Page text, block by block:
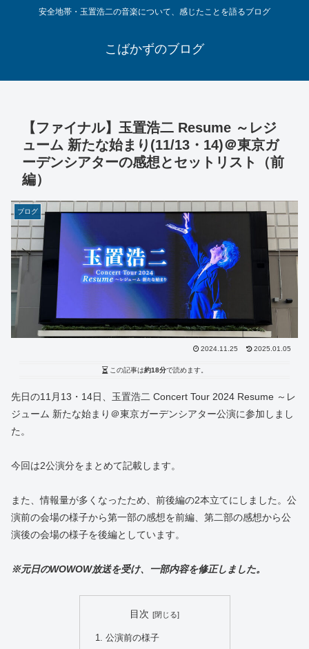
安全地帯・玉置浩二の音楽について、感じたことを語るブログ
こばかずのブログ
【ファイナル】玉置浩二 Resume ～レジ
ューム 新たな始まり(11/13・14)＠東京ガ
ーデンシアターの感想とセットリスト（前
編）
ブログ
2024.11.25 2025.01.05
この記事は約18分で読めます。
先日の11月13・14日、玉置浩二 Concert Tour 2024 Resume ～レ
ジューム 新たな始まり＠東京ガーデンシアター公演に参加しまし
た。
今回は2公演分をまとめて記載します。
また、情報量が多くなったため、前後編の2本立てにしました。公
演前の会場の様子から第一部の感想を前編、第二部の感想から公
演後の会場の様子を後編としています。
※元日のWOWOW放送を受け、一部内容を修正しました。
目次
1. 公演前の様子